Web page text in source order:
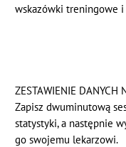
wskazówki treningowe
ZESTAWIENIE DANYCH
Zapisz dwuminutową
statystyki, a następnie
go swojemu lekarzowi.